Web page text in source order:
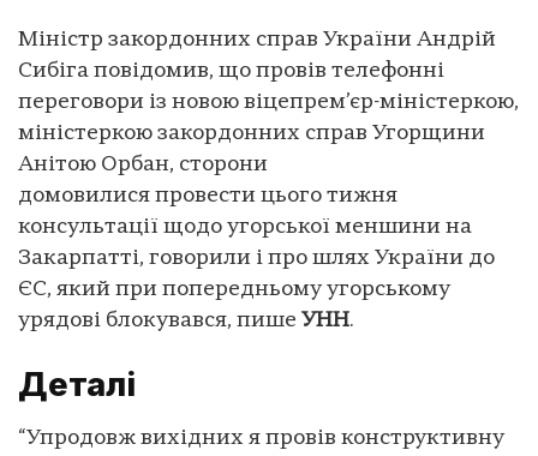
Міністр закордонних справ України Андрій
Сибіга повідомив, що провів телефонні
переговори із новою віцепрем’єр-міністеркою,
міністеркою закордонних справ Угорщини
Анітою Орбан, сторони
домовилися провести цього тижня
консультації щодо угорської меншини на
Закарпатті, говорили і про шлях України до
ЄС, який при попередньому угорському
урядові блокувався, пише УНН.
Деталі
“Упродовж вихідних я провів конструктивну